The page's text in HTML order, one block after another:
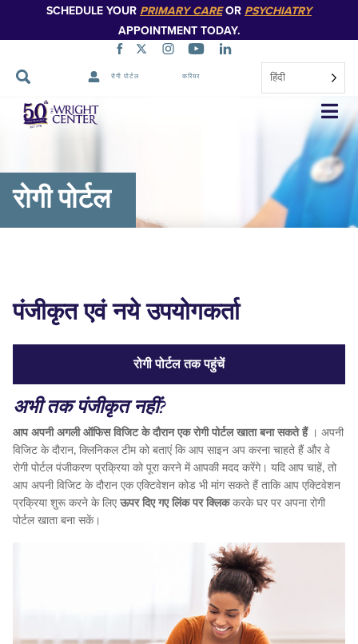
SCHEDULE YOUR PRIMARY CAREOR PSYCHIATRY
APPOINTMENT TODAY.
रोगी पोर्टल करियर हिंदी
नेविगेशन
छोड़ें
रोगी पोर्टल
पंजीकृत एवं नये उपयोगकर्ता
रोगी पोर्टल तक पहुंचें
अभी तक पंजीकृत नहीं?
आप अपनी अगली ऑफिस विजिट के दौरान एक रोगी पोर्टल खाता बना सकते हैं। अपनी
विजिट के दौरान, क्लिनिकल टीम को बताएं कि आप साइन अप करना चाहते हैं और वे
रोगी पोर्टल पंजीकरण प्रक्रिया को पूरा करने में आपकी मदद करेंगे। यदि आप चाहें, तो
आप अपनी विजिट के दौरान एक एक्टिवेशन कोड भी मांग सकते हैं ताकि आप एक्टिवेशन
प्रक्रिया शुरू करने के लिए ऊपर दिए गए लिंक पर क्लिककरके घर पर अपना रोगी
पोर्टल खाता बना सकें।